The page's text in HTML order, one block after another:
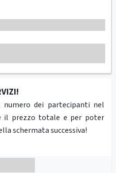
numero dei partecipanti nel
il prezzo totale e per poter
schermata successiva!